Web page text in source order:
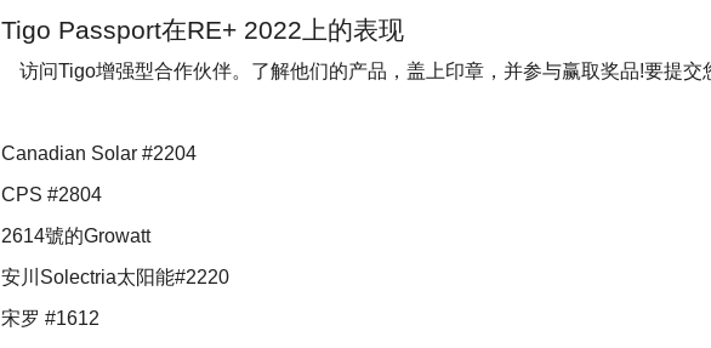
Tigo Passport在RE+ 2022上的表现
访问Tigo增强型合作伙伴。了解他们的产品，盖上印章，并参与赢取奖品!要提交
Canadian Solar #2204
CPS #2804
2614號的Growatt
安川Solectria太阳能#2220
宋罗 #1612